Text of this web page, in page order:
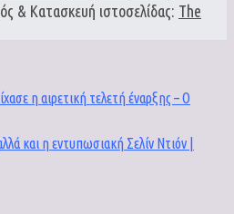
& Κατασκευή ιστοσελίδας: The